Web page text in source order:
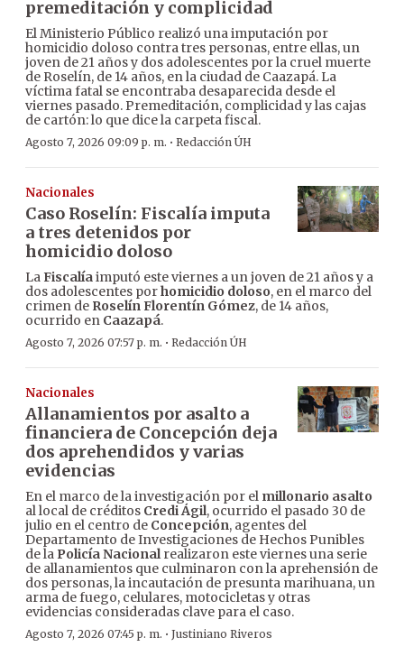
premeditación y complicidad
El Ministerio Público realizó una imputación por
homicidio doloso contra tres personas, entre ellas, un
joven de 21 años y dos adolescentes por la cruel muerte
de Roselín, de 14 años, en la ciudad de Caazapá. La
víctima fatal se encontraba desaparecida desde el
viernes pasado. Premeditación, complicidad y las cajas
de cartón: lo que dice la carpeta fiscal.
Agosto 7, 2026 09:09 p. m. · Redacción ÚH
Nacionales
Caso Roselín: Fiscalía imputa
a tres detenidos por
homicidio doloso
LaFiscalíaimputó este viernes a un joven de 21 años y a
dos adolescentes porhomicidio doloso, en el marco del
crimen de Roselín Florentín Gómez, de 14 años,
ocurrido en Caazapá.
Agosto 7, 2026 07:57 p. m. · Redacción ÚH
Nacionales
Allanamientos por asalto a
financiera de Concepción deja
dos aprehendidos y varias
evidencias
En el marco de la investigación por el millonario asalto
al local de créditos Credi Ágil, ocurrido el pasado 30 de
julio en el centro de Concepción, agentes del
Departamento de Investigaciones de Hechos Punibles
de la Policía Nacionalrealizaron este viernes una serie
de allanamientos que culminaron con la aprehensión de
dos personas, la incautación de presunta marihuana, un
arma de fuego, celulares, motocicletas y otras
evidencias consideradas clave para el caso.
Agosto 7, 2026 07:45 p. m. · Justiniano Riveros